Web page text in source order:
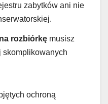
zabytków ani nie
rozbiórkę musisz
skomplikowanych
ochroną